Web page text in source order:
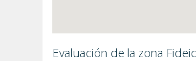
Evaluación de la zona